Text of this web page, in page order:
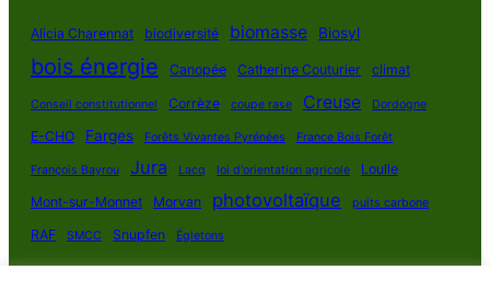
Alicia Charennat biodiversité biomasse Biosyl
bois énergie Canopée Catherine Couturier climat
Conseil constitutionnel Corrèze coupe rase Creuse Dordogne
E-CHO Farges Forêts Vivantes Pyrénées France Bois Forêt
François Bayrou Jura Lacq loi d'orientation agricole
Loulle
Mont-sur-Monnet
Morvan photovoltaïque puits carbone
RAF SMCC Snupfen Égletons